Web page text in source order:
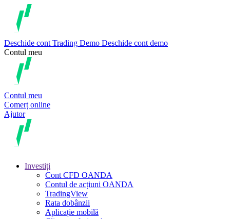
Deschide cont Trading Demo Deschide cont demo
Contul meu
Contul meu
Comerț online
Ajutor
Investiți
Cont CFD OANDA
Contul de acțiuni OANDA
TradingView
Rata dobânzii
Aplicație mobilă